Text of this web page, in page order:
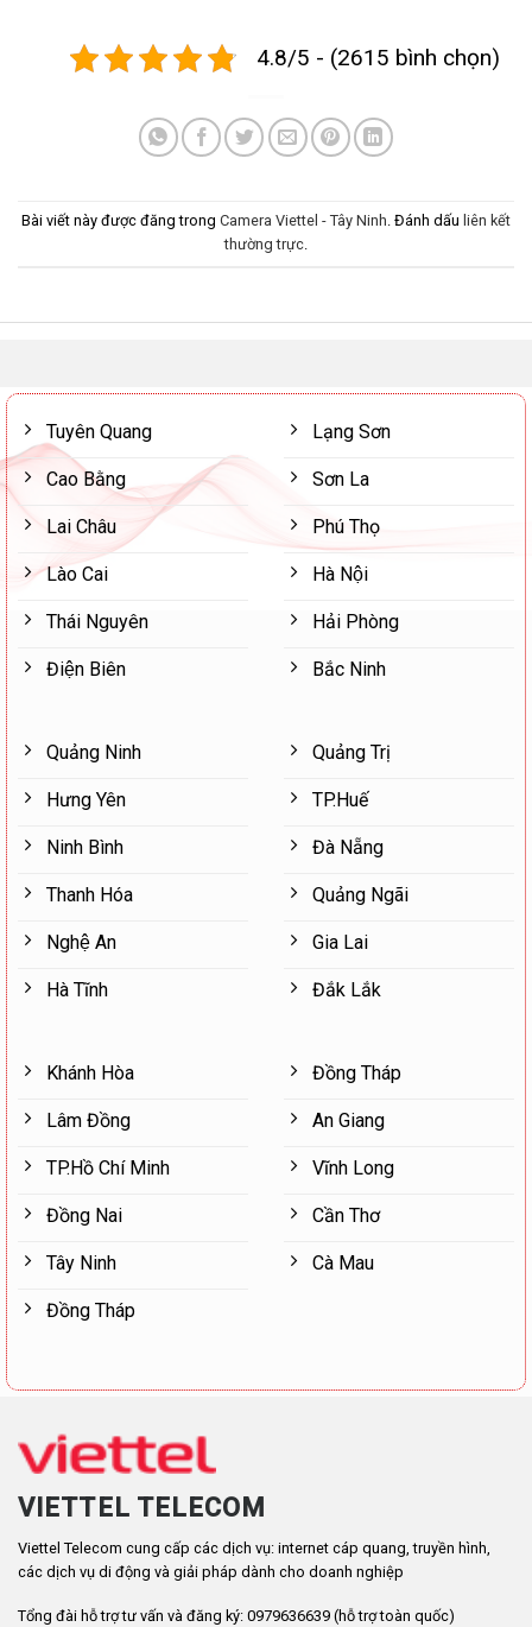
4.8/5 - (2615 bình chọn)
Bài viết này được đăng trong Camera Viettel - Tây Ninh. Đánh dấu liên kết
thường trực.
Tuyên Quang
Cao Bằng
Lai Châu
Lào Cai
Thái Nguyên
Điện Biên
Lạng Sơn
Sơn La
Phú Thọ
Hà Nội
Hải Phòng
Bắc Ninh
Quảng Ninh
Hưng Yên
Ninh Bình
Thanh Hóa
Nghệ An
Hà Tĩnh
Quảng Trị
TP.Huế
Đà Nẵng
Quảng Ngãi
Gia Lai
Đắk Lắk
Khánh Hòa
Lâm Đồng
TP.Hồ Chí Minh
Đồng Nai
Tây Ninh
Đồng Tháp
Đồng Tháp
An Giang
Vĩnh Long
Cần Thơ
Cà Mau
VIETTEL TELECOM
Viettel Telecom cung cấp các dịch vụ: internet cáp quang, truyền hình,
các dịch vụ di động và giải pháp dành cho doanh nghiệp
Tổng đài hỗ trợ tư vấn và đăng ký: 0979636639 (hỗ trợ toàn quốc)